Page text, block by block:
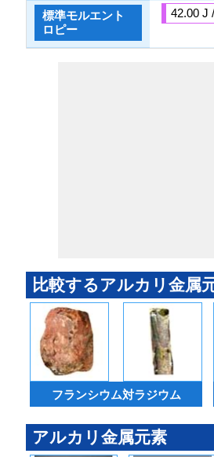
標準モルエント
ロピー
42.00 J
比較するアルカリ金属
フランシウム対ラジウム
アルカリ金属元素